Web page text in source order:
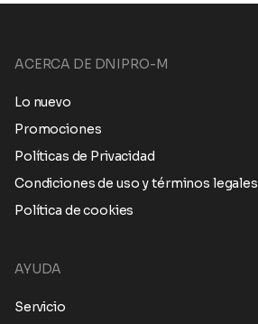
ACERCA DE DNIPRO-M
Lo nuevo
Promociones
Políticas de Privacidad
Condiciones de uso y términos legales
Política de cookies
AYUDA
Servicio